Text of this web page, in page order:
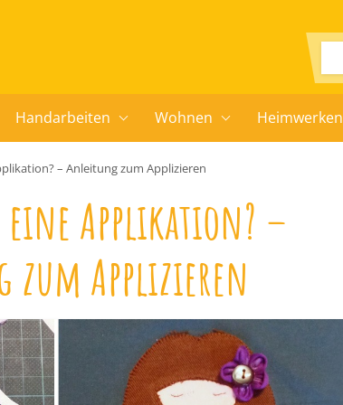
Handarbeiten Wohnen Heimwerken
– Anleitung zum Applizieren
eine Applikation? –
Applizieren